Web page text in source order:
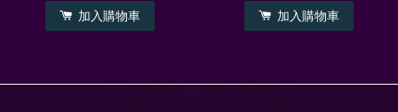
加入購物車 加入購物車